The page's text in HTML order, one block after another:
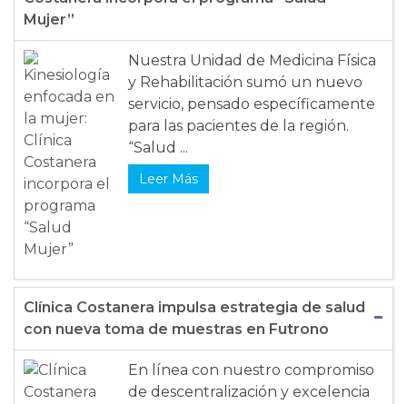
Mujer”
Nuestra Unidad de Medicina Física
y Rehabilitación sumó un nuevo
servicio, pensado específicamente
para las pacientes de la región.
“Salud ...
Leer Más
Clínica Costanera impulsa estrategia de salud
con nueva toma de muestras en Futrono
En línea con nuestro compromiso
de descentralización y excelencia